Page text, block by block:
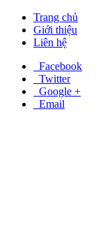
Trang chủ
Giới thiệu
Liên hệ
Facebook
Twitter
Google +
Email